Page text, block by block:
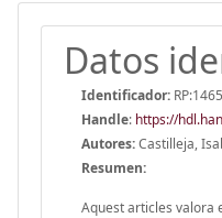
Datos
Identificador: RP:1465
Handle: https://
Autores:Castilleja,
Resumen:
Aquest articles valora